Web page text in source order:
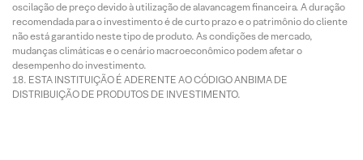
oscilação de preço devido à utilização de alavancagem financeira. A duração
recomendada para o investimento é de curto prazo e o patrimônio do cliente
não está garantido neste tipo de produto. As condições de mercado,
mudanças climáticas e o cenário macroeconômico podem afetar o
desempenho do investimento.
ESTA INSTITUIÇÃO É ADERENTE AO CÓDIGO ANBIMA DE
DISTRIBUIÇÃO DE PRODUTOS DE INVESTIMENTO.